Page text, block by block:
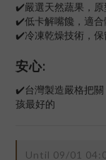
✔️嚴選天然蔬果，原
✔️低卡解嘴饞，適合
✔️冷凍乾燥技術，保
安心:
✔️台灣製造嚴格把關
孩最好的
Until 09/01